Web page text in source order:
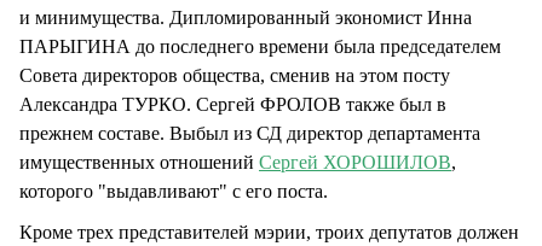
и минимущества. Дипломированный экономист Инна
ПАРЫГИНА до последнего времени была председателем
Совета директоров общества, сменив на этом посту
Александра ТУРКО. Сергей ФРОЛОВ также был в
прежнем составе. Выбыл из СД директор департамента
имущественных отношений Сергей ХОРОШИЛОВ,
которого "выдавливают" с его поста.
Кроме трех представителей мэрии, троих депутатов должен